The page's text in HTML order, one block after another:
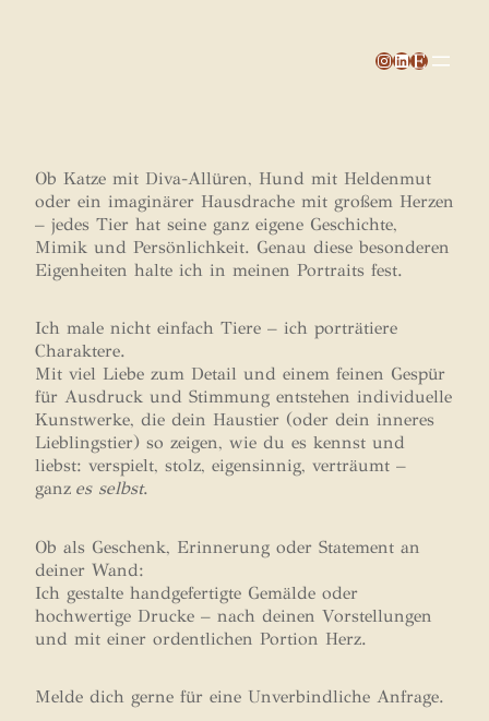
Ob Katze mit Diva-Allüren, Hund mit Heldenmut
oder ein imaginärer Hausdrache mit großem Herzen
– jedes Tier hat seine ganz eigene Geschichte,
Mimik und Persönlichkeit. Genau diese besonderen
Eigenheiten halte ich in meinen Portraits fest.
Ich male nicht einfach Tiere – ich porträtiere
Charaktere.
Mit viel Liebe zum Detail und einem feinen Gespür
für Ausdruck und Stimmung entstehen individuelle
Kunstwerke, die dein Haustier (oder dein inneres
Lieblingstier) so zeigen, wie du es kennst und
liebst: verspielt, stolz, eigensinnig, verträumt –
ganz es selbst.
Ob als Geschenk, Erinnerung oder Statement an
deiner Wand:
Ich gestalte handgefertigte Gemälde oder
hochwertige Drucke – nach deinen Vorstellungen
und mit einer ordentlichen Portion Herz.
Melde dich gerne für eine Unverbindliche Anfrage.